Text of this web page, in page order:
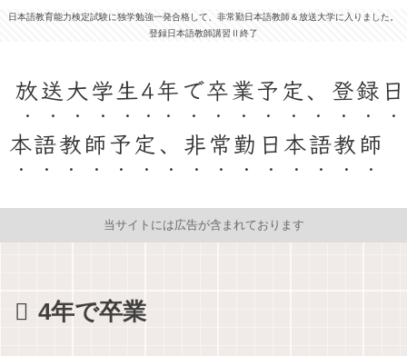
日本語教育能力検定試験に独学勉強一発合格して、非常勤日本語教師＆放送大学に入りました。
登録日本語教師講習Ⅱ終了
放送大学生4年で卒業予定、登録日
本語教師予定、非常勤日本語教師
当サイトには広告が含まれております
4年で卒業